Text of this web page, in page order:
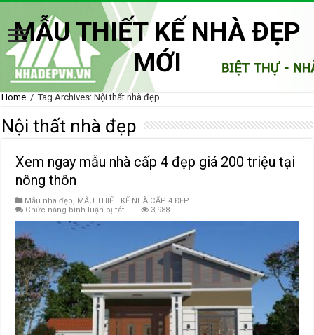
MẪU THIẾT KẾ NHÀ ĐẸP
MỚI
Home / Tag Archives: Nội thất nhà đẹp
Nội thất nhà đẹp
Xem ngay mẫu nhà cấp 4 đẹp giá 200 triệu tại
nông thôn
Mẫu nhà đẹp, MẪU THIẾT KẾ NHÀ CẤP 4 ĐẸP
Chức năng bình luận bị tắt
cấp
4
giá
200
triệu
tại
nông
thôn
3,988